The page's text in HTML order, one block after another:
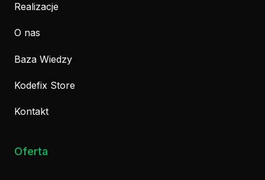
Realizacje
O nas
Baza Wiedzy
Kodefix Store
Kontakt
Oferta